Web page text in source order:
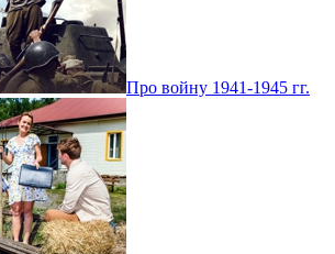
Про войну 1941-1945 гг.